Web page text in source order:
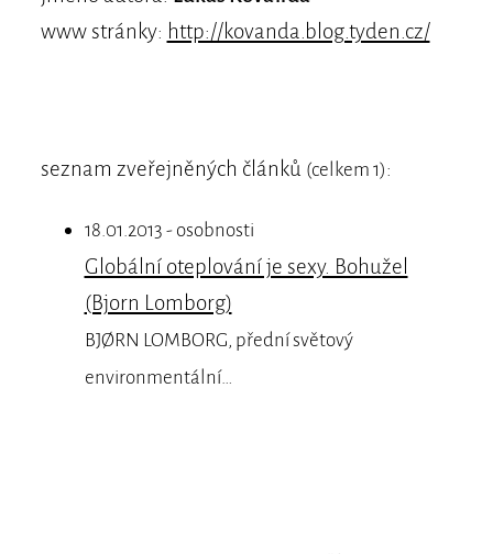
www stránky: http://kovanda.blog.tyden.cz/
seznam zveřejněných článků (celkem 1):
18.01.2013 - osobnosti
Globální oteplování je sexy. Bohužel
(Bjorn Lomborg)
BJØRN LOMBORG, přední světový
environmentální…